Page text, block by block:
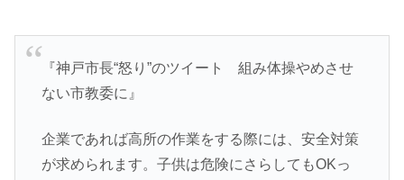
『神戸市長“怒り”のツイート 組み体操やめさせ
ない市教委に』
企業であれば高所の作業をする際には、安全対策
が求められます。子供は危険にさらしてもOKっ